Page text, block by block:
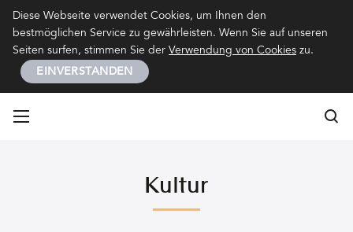
Diese Webseite verwendet Cookies, um Ihnen den
bestmöglichen Service zu gewährleisten. Wenn Sie auf unseren
Seiten surfen, stimmen Sie der Verwendung von Cookies zu.
EINVERSTANDEN
Kultur